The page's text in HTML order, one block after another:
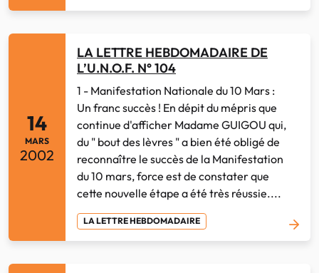
14
MARS
2002
LA LETTRE HEBDOMADAIRE DE
L’U.N.O.F. N° 104
1 - Manifestation Nationale du 10 Mars :
Un franc succès ! En dépit du mépris que
continue d'afficher Madame GUIGOU qui,
du " bout des lèvres " a bien été obligé de
reconnaître le succès de la Manifestation
du 10 mars, force est de constater que
cette nouvelle étape a été très réussie....
LA LETTRE HEBDOMADAIRE